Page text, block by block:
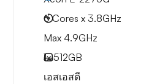
6 Cores x 3.8GHz
Max 4.9GHz
1x512GB
เอสเอสดี